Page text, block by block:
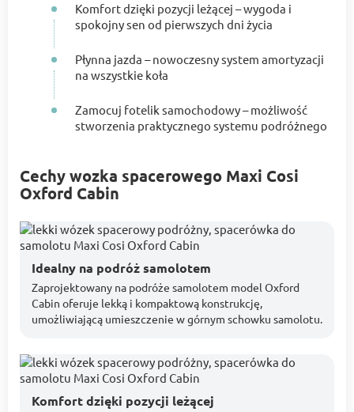
Komfort dzięki pozycji leżącej – wygoda i
spokojny sen od pierwszych dni życia
Płynna jazda – nowoczesny system amortyzacji
na wszystkie koła
Zamocuj fotelik samochodowy – możliwość
stworzenia praktycznego systemu podróżnego
Cechy wozka spacerowego Maxi Cosi
Oxford Cabin
Idealny na podróż samolotem
Zaprojektowany na podróże samolotem model Oxford
Cabin oferuje lekką i kompaktową konstrukcję,
umożliwiającą umieszczenie w górnym schowku samolotu.
Komfort dzięki pozycji leżącej